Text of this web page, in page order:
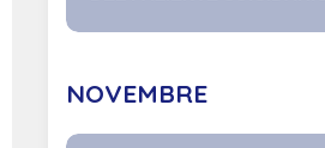
NOVEMBRE